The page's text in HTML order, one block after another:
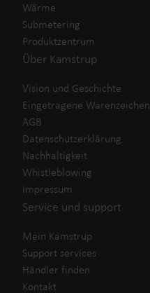
Wärme
Submetering
Produktzentrum
Über Kamstrup
Vision und Geschichte
Eingetragene Warenzeichen
AGB
Datenschutzerklärung
Nachhaltigkeit
Whistleblowing
Impressum
Service und support
Mein Kamstrup
Support services
Händler finden
Kontakt